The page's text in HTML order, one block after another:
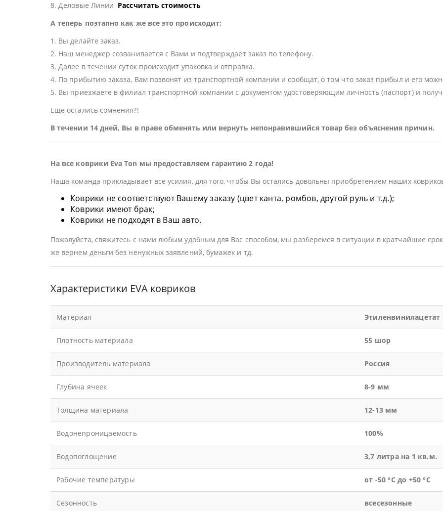
8. Деловые Линии Рассчитать стоимость
А теперь поэтапно как же все это происходит:
1. Вы делайте заказ.
2. Наш менеджер созванивается с Вами и подтверждает заказ по телефону.
3. Далее в течении суток происходит упаковка и отправка.
4. По прибытию заказа, Вам позвонят из транспортной компании и сообщат, о том что заказ прибыл и его
5. Вы приезжаете в филиал транспортной компании с документом удостоверяющим личность (паспорт) и
Еще остались сомнения?!
В течении 14 дней, Вы в праве обменять или вернуть непонравившийся товар без объяснения причин.
На все коврики Eva Ton мы предоставляем гарантию 2 года!
Наша команда прикладывает все усилия, для того, чтобы Вы остались довольны приобретением наших
Коврики не соответствуют Вашему заказу (цвет канта, ромбов, другой руль и т.д.);
Коврики имеют брак;
Коврики не подходят в Ваш авто.
Пожалуйста, свяжитесь с нами любым удобным для Вас способом, мы разберемся в ситуации в кратчайшие
же вернем деньги без ненужных заявлений, бумажек и тд.
Характеристики EVA ковриков
Материал Этиленвинилацетат
Плотность материала 55 шор
Производитель материала Россия
Глубина ячеек 8-9 мм
Толщина материала 12-13 мм
Водонепроницаемость 100%
Водопоглощение 3,7 литра на 1 кв.м.
Рабочие температуры от -50 °С до +50 °С
Сезонность всесезонные